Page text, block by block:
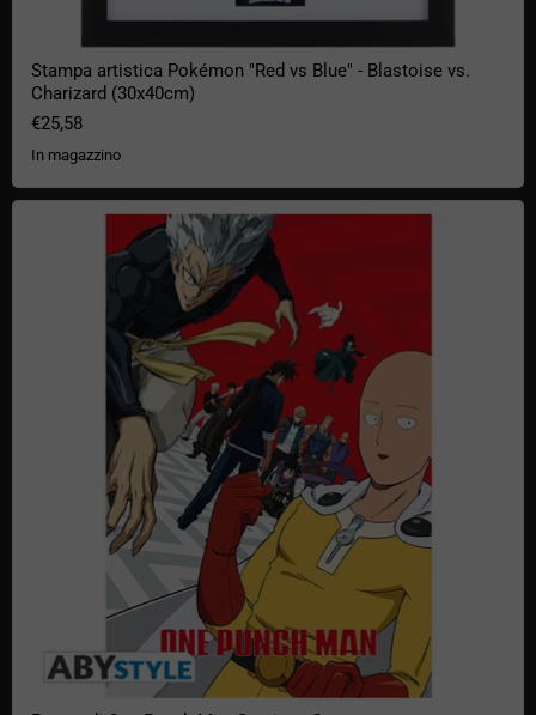
Stampa artistica Pokémon "Red vs Blue" - Blastoise vs.
Charizard (30x40cm)
€25,58
In magazzino
Poster di One Punch Man Stagione 2